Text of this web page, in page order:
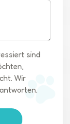
sind
Wir